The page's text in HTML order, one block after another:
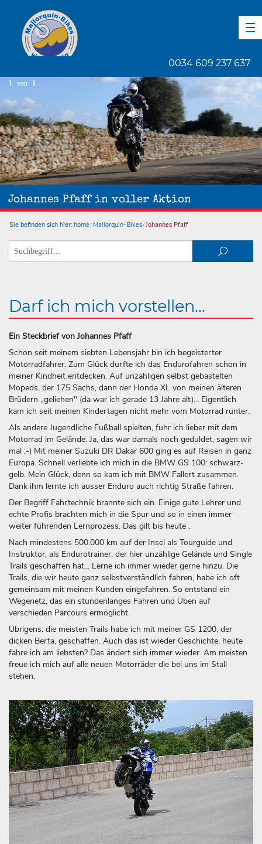
0034 609 237 637
Johannes Pfaff in voller Aktion
1 von 1
Sie befinden sich hier: home Mallorquin-Bikes Johannes Pfaff
Darf ich mich vorstellen...
Ein Steckbrief von Johannes Pfaff
Schon seit meinem siebten Lebensjahr bin ich begeisterter
Motorradfahrer. Zum Glück durfte ich das Endurofahren schon in
meiner Kindheit entdecken. Auf unzähligen selbst gebastelten
Mopeds, der 175 Sachs, dann der Honda XL von meinen älteren
Brüdern „geliehen" (da war ich gerade 13 Jahre alt)... Eigentlich
kam ich seit meinen Kindertagen nicht mehr vom Motorrad runter.
Als andere Jugendliche Fußball spielten, fuhr ich lieber mit dem
Motorrad im Gelände. Ja, das war damals noch geduldet, sagen wir
mal ;-) Mit meiner Suzuki DR Dakar 600 ging es auf Reisen in ganz
Europa. Schnell verliebte ich mich in die BMW GS 100: schwarz-
gelb. Mein Glück, denn so kam ich mit BMW Fallert zusammen.
Dank ihm lernte ich ausser Enduro auch richtig Straße fahren.
Der Begriff Fahrtechnik brannte sich ein. Einige gute Lehrer und
echte Profis brachten mich in die Spur und so in einen immer
weiter führenden Lernprozess. Das gilt bis heute .
Nach mindestens 500.000 km auf der Insel als Tourguide und
Instruktor, als Endurotrainer, der hier unzählige Gelände und Single
Trails geschaffen hat... Lerne ich immer wieder gerne hinzu. Die
Trails, die wir heute ganz selbstverständlich fahren, habe ich oft
gemeinsam mit meinen Kunden eingefahren. So entstand ein
Wegenetz, das ein stundenlanges Fahren und Üben auf
verschieden Parcours ermöglicht.
Übrigens: die meisten Trails habe ich mit meiner GS 1200, der
dicken Berta, geschaffen. Auch das ist wieder Geschichte, heute
fahre ich am liebsten? Das ändert sich immer wieder. Am meisten
freue ich mich auf alle neuen Motorräder die bei uns im Stall
stehen.